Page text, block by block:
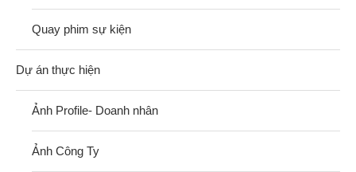
Quay phim sự kiện
Dự án thực hiện
Ảnh Profile- Doanh nhân
Ảnh Công Ty